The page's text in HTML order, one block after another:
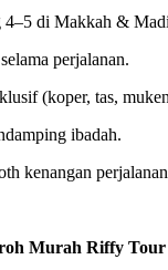
4–5 di Makkah &
perjalanan.
(koper, tas,
ibadah.
kenangan
Murah Riffy Tour